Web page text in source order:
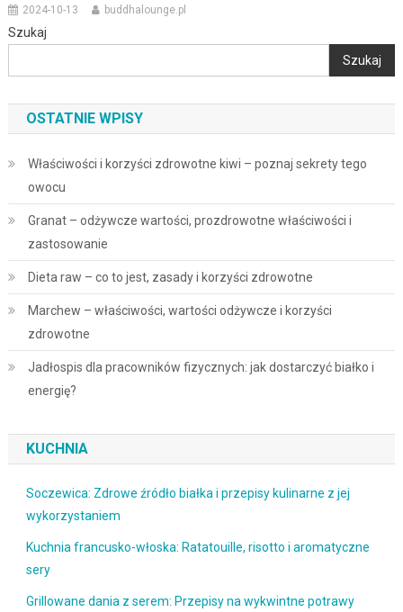
2024-10-13 buddhalounge.pl
Szukaj
Szukaj
OSTATNIE WPISY
Właściwości i korzyści zdrowotne kiwi – poznaj sekrety tego
owocu
Granat – odżywcze wartości, prozdrowotne właściwości i
zastosowanie
Dieta raw – co to jest, zasady i korzyści zdrowotne
Marchew – właściwości, wartości odżywcze i korzyści
zdrowotne
Jadłospis dla pracowników fizycznych: jak dostarczyć białko i
energię?
KUCHNIA
Soczewica: Zdrowe źródło białka i przepisy kulinarne z jej
wykorzystaniem
Kuchnia francusko-włoska: Ratatouille, risotto i aromatyczne
sery
Grillowane dania z serem: Przepisy na wykwintne potrawy